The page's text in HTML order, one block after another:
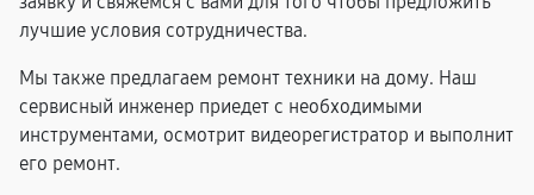
лучшие условия сотрудничества.
Мы также предлагаем ремонт техники на дому. Наш
сервисный инженер приедет с необходимыми
инструментами, осмотрит видеорегистратор и выполнит
его ремонт.